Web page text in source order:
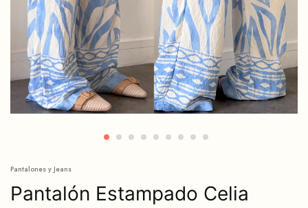
Pantalones y Jeans
Pantalón Estampado Celia